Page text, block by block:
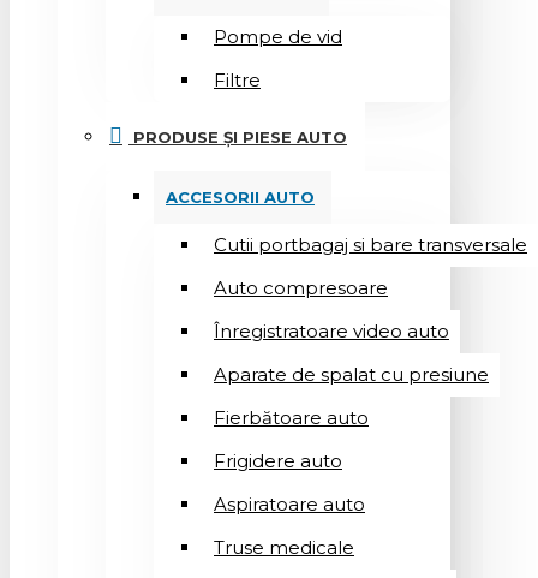
Pompe de vid
Filtre
PRODUSE ȘI PIESE AUTO
ACCESORII AUTO
Cutii portbagaj si bare transversale
Auto compresoare
Înregistratoare video auto
Aparate de spalat cu presiune
Fierbătoare auto
Frigidere auto
Aspiratoare auto
Truse medicale